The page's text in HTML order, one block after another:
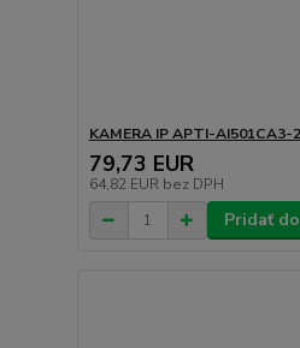
KAMERA IP APTI-
79,73 EUR
64,82 EUR bez DPH
Pridať